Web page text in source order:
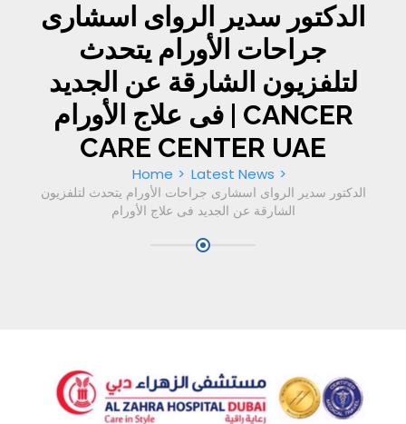
الدكتور سدير الرواى اسشارى
جراحات الأورام يتحدث
لتلفزيون الشارقة عن الجديد
فى علاج الأورام | CANCER
CARE CENTER UAE
Home Latest News
الدكتور سدير الرواى اسشارى جراحات الأورام يتحدث لتلفزيون
الشارقة عن الجديد فى علاج الأورام